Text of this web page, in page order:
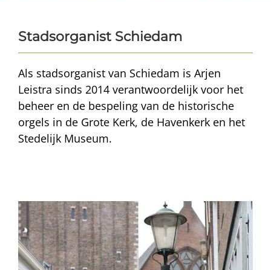
Stadsorganist Schiedam
Als stadsorganist van Schiedam is Arjen
Leistra sinds 2014 verantwoordelijk voor het
beheer en de bespeling van de historische
orgels in de Grote Kerk, de Havenkerk en het
Stedelijk Museum.